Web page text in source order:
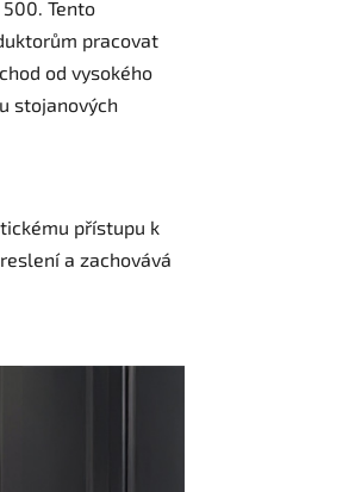
Tento
pracovat
od vysokého
stojanových
přístupu k
a zachovává